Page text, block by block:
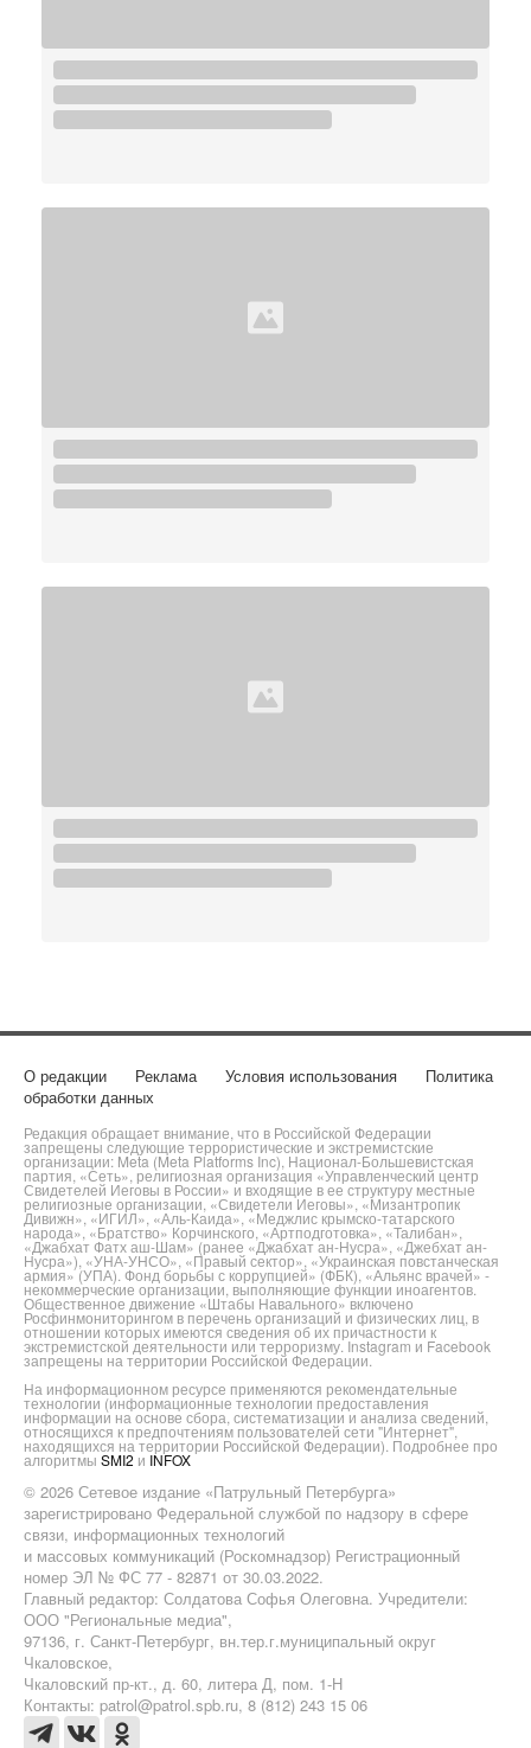
О редакции Реклама Условия использования
Политика
обработки данных
Редакция обращает внимание, что в Российской Федерации
запрещены следующие террористические и экстремистские
организации: Meta (Meta Platforms Inc), Национал-Большевистская
партия, «Сеть», религиозная организация «Управленческий центр
Свидетелей Иеговы в России» и входящие в ее структуру местные
религиозные организации, «Свидетели Иеговы», «Мизантропик
Дивижн», «ИГИЛ», «Аль-Каида», «Меджлис крымско-татарского
народа», «Братство» Корчинского, «Артподготовка», «Талибан»,
«Джабхат Фатх аш-Шам» (ранее «Джабхат ан-Нусра», «Джебхат ан-
Нусра»), «УНА-УНСО», «Правый сектор», «Украинская повстанческая
армия» (УПА). Фонд борьбы с коррупцией» (ФБК), «Альянс врачей» -
некоммерческие организации, выполняющие функции иноагентов.
Общественное движение «Штабы Навального» включено
Росфинмониторингом в перечень организаций и физических лиц, в
отношении которых имеются сведения об их причастности к
экстремистской деятельности или терроризму. Instagram и Facebook
запрещены на территории Российской Федерации.
На информационном ресурсе применяются рекомендательные
технологии (информационные технологии предоставления
информации на основе сбора, систематизации и анализа сведений,
относящихся к предпочтениям пользователей сети "Интернет",
находящихся на территории Российской Федерации). Подробнее про
алгоритмы SMI2 и INFOX
© 2026 Сетевое издание «Патрульный Петербурга»
зарегистрировано Федеральной службой по надзору в сфере
связи, информационных технологий
и массовых коммуникаций (Роскомнадзор) Регистрационный
номер ЭЛ № ФС 77 - 82871 от 30.03.2022.
Главный редактор: Солдатова Софья Олеговна. Учредители:
ООО "Региональные медиа",
97136, г. Санкт-Петербург, вн.тер.г.муниципальный округ
Чкаловское,
Чкаловский пр-кт., д. 60, литера Д, пом. 1-Н
Контакты: patrol@patrol.spb.ru, 8 (812) 243 15 06